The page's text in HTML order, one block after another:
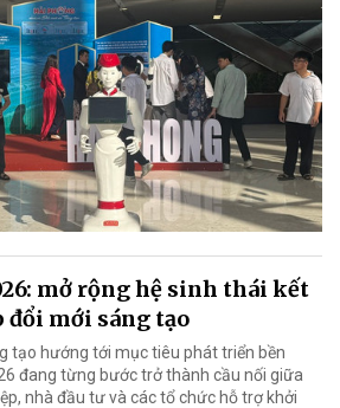
mở rộng hệ sinh thái kết
mới sáng tạo
tạo hướng tới mục tiêu phát triển bền
đang từng bước trở thành cầu nối giữa
nhà đầu tư và các tổ chức hỗ trợ khởi